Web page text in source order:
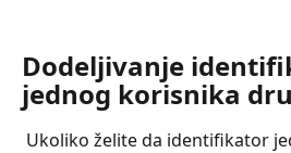
Dodeljivanje
jednog korisnika